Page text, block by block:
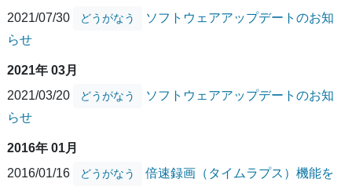
2021/07/30
どうがなう
ソフトウェアアップデートのお知
らせ
2021年 03月
2021/03/20
どうがなう
ソフトウェアアップデートのお知
らせ
2016年 01月
2016/01/16
どうがなう
倍速録画（タイムラプス）機能を